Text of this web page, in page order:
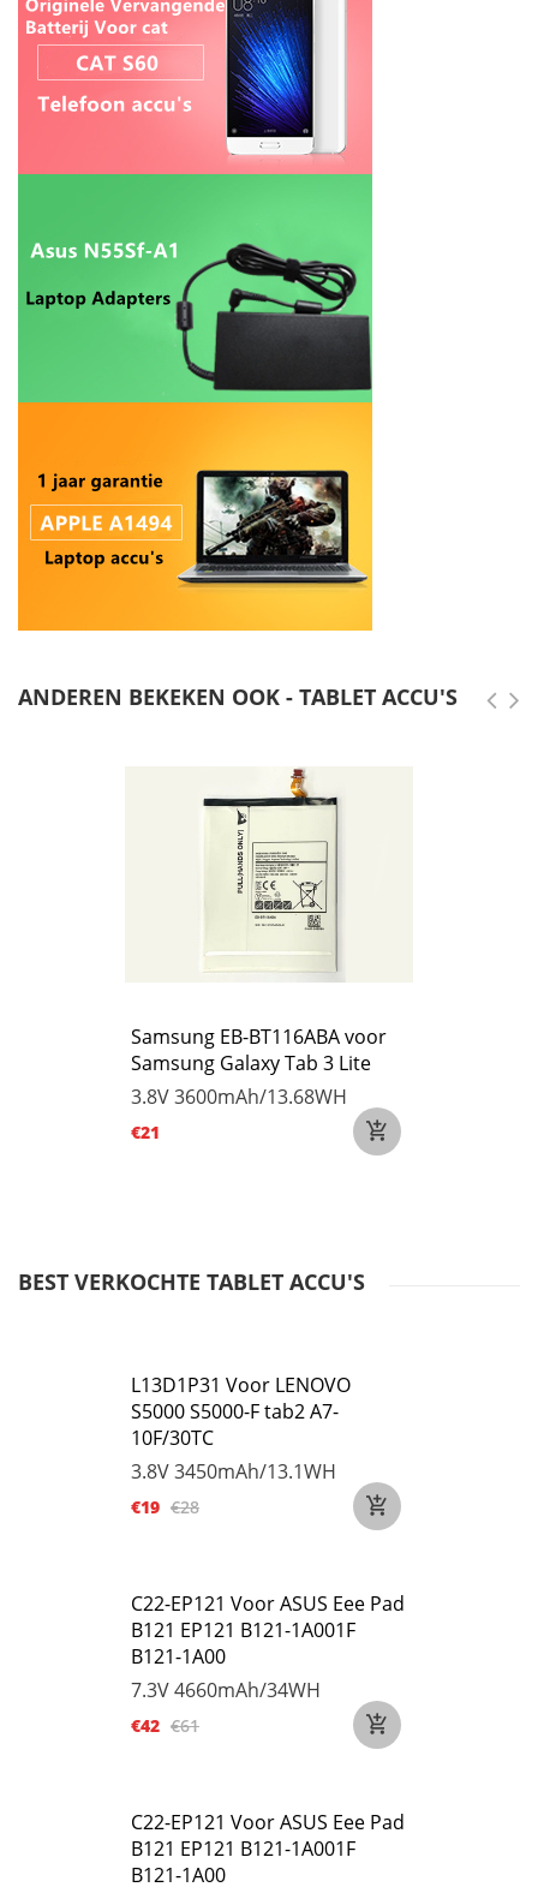
ANDEREN BEKEKEN OOK - TABLET ACCU'S
Samsung EB-BT116ABA voor
Samsung Galaxy Tab 3 Lite
3.8V3600mAh/13.68WH
€21
BEST VERKOCHTE TABLET ACCU'S
L13D1P31 Voor LENOVO
S5000 S5000-F tab2 A7-
10F/30TC
3.8V3450mAh/13.1WH
€19 €28
C22-EP121 Voor ASUS Eee Pad
B121 EP121 B121-1A001F
B121-1A00
7.3V4660mAh/34WH
€42 €61
C22-EP121 Voor ASUS Eee Pad
B121 EP121 B121-1A001F
B121-1A00